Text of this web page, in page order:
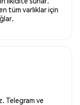
tüm varlıklar için
Telegram ve